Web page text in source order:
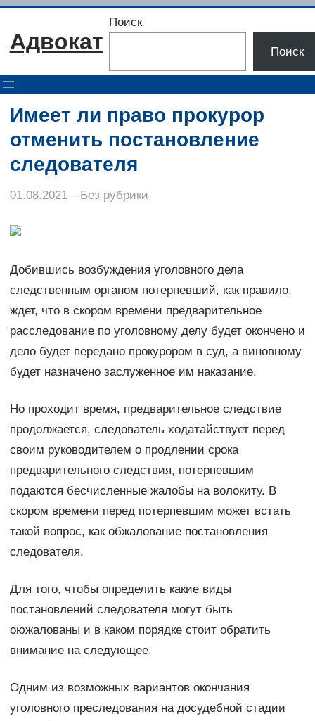
Перейти
содержимому
Адвокат
Поиск
Поиск
Имеет ли право прокурор
отменить постановление
следователя
01.08.2021––Без рубрики
Добившись возбуждения уголовного дела
следственным органом потерпевший, как правило,
ждет, что в скором времени предварительное
расследование по уголовному делу будет окончено и
дело будет передано прокурором в суд, а виновному
будет назначено заслуженное им наказание.
Но проходит время, предварительное следствие
продолжается, следователь ходатайствует перед
своим руководителем о продлении срока
предварительного следствия, потерпевшим
подаются бесчисленные жалобы на волокиту. В
скором времени перед потерпевшим может встать
такой вопрос, как обжалование постановления
следователя.
Для того, чтобы определить какие виды
постановлений следователя могут быть
оюжалованы и в каком порядке стоит обратить
внимание на следующее.
Одним из возможных вариантов окончания
уголовного преследования на досудебной стадии